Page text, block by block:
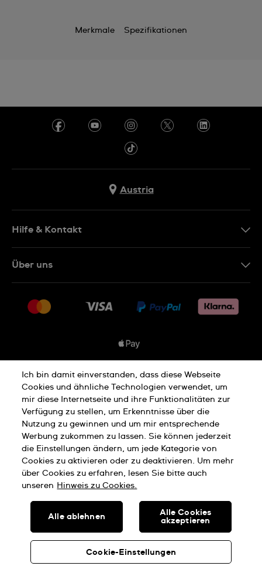
Merkmale Spezifikationen
Austria
Hilfe & Kontakt
Rückgaberecht
Über uns
Jobs
Datenschutzbedingungen
Hinweis Zu Cookies
Nutzungsbedingungen Impressum
SWISS MADE
© SWATCH AG 2026, ALLE RECHTE VORBEHALTEN: SWISS
Ich bin damit einverstanden, dass diese Webseite
Cookies und ähnliche Technologien verwendet, um
mir diese Internetseite und ihre Funktionalitäten zur
Verfügung zu stellen, um Erkenntnisse über die
Nutzung zu gewinnen und um mir entsprechende
Werbung zukommen zu lassen. Sie können jederzeit
die Einstellungen ändern, um jede Kategorie von
Cookies zu aktivieren oder zu deaktivieren. Um mehr
über Cookies zu erfahren, lesen Sie bitte auch
unseren Hinweis zu Cookies.
Cookie-Einstellungen
Alle ablehnen
Alle Cookies
akzeptieren